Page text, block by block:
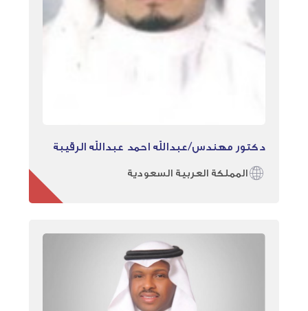
دكتور مهندس/عبدالله احمد عبدالله الرقيبة
المملكة العربية السعودية